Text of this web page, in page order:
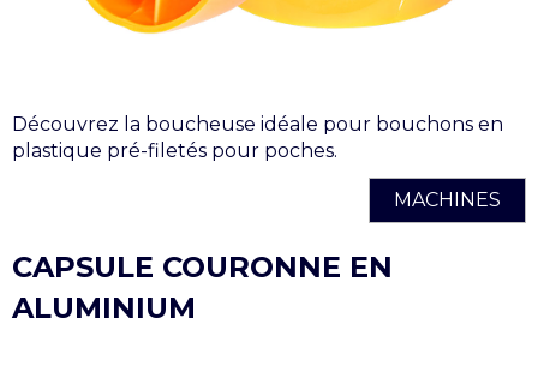
Découvrez la boucheuse idéale pour bouchons en
plastique pré-filetés pour poches.
MACHINES
CAPSULE COURONNE EN
ALUMINIUM